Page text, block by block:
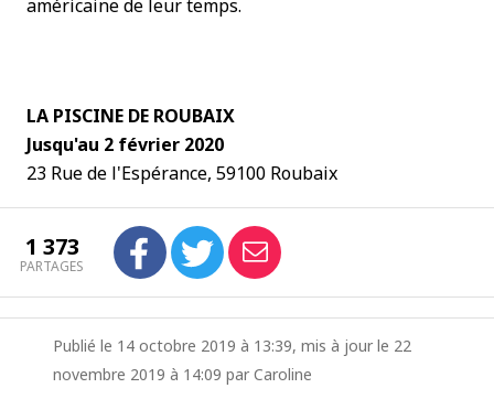
américaine de leur temps.
LA PISCINE DE ROUBAIX
Jusqu'au 2 février 2020
23 Rue de l'Espérance, 59100 Roubaix
1 373
PARTAGES
Publié le 14 octobre 2019 à 13:39, mis à jour le 22
novembre 2019 à 14:09 par Caroline